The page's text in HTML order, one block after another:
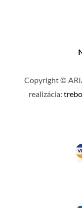
Copyright ©
realizácia: